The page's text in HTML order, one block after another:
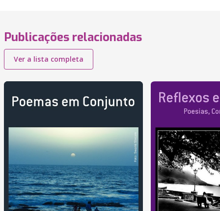
Publicações relacionadas
Ver a lista completa